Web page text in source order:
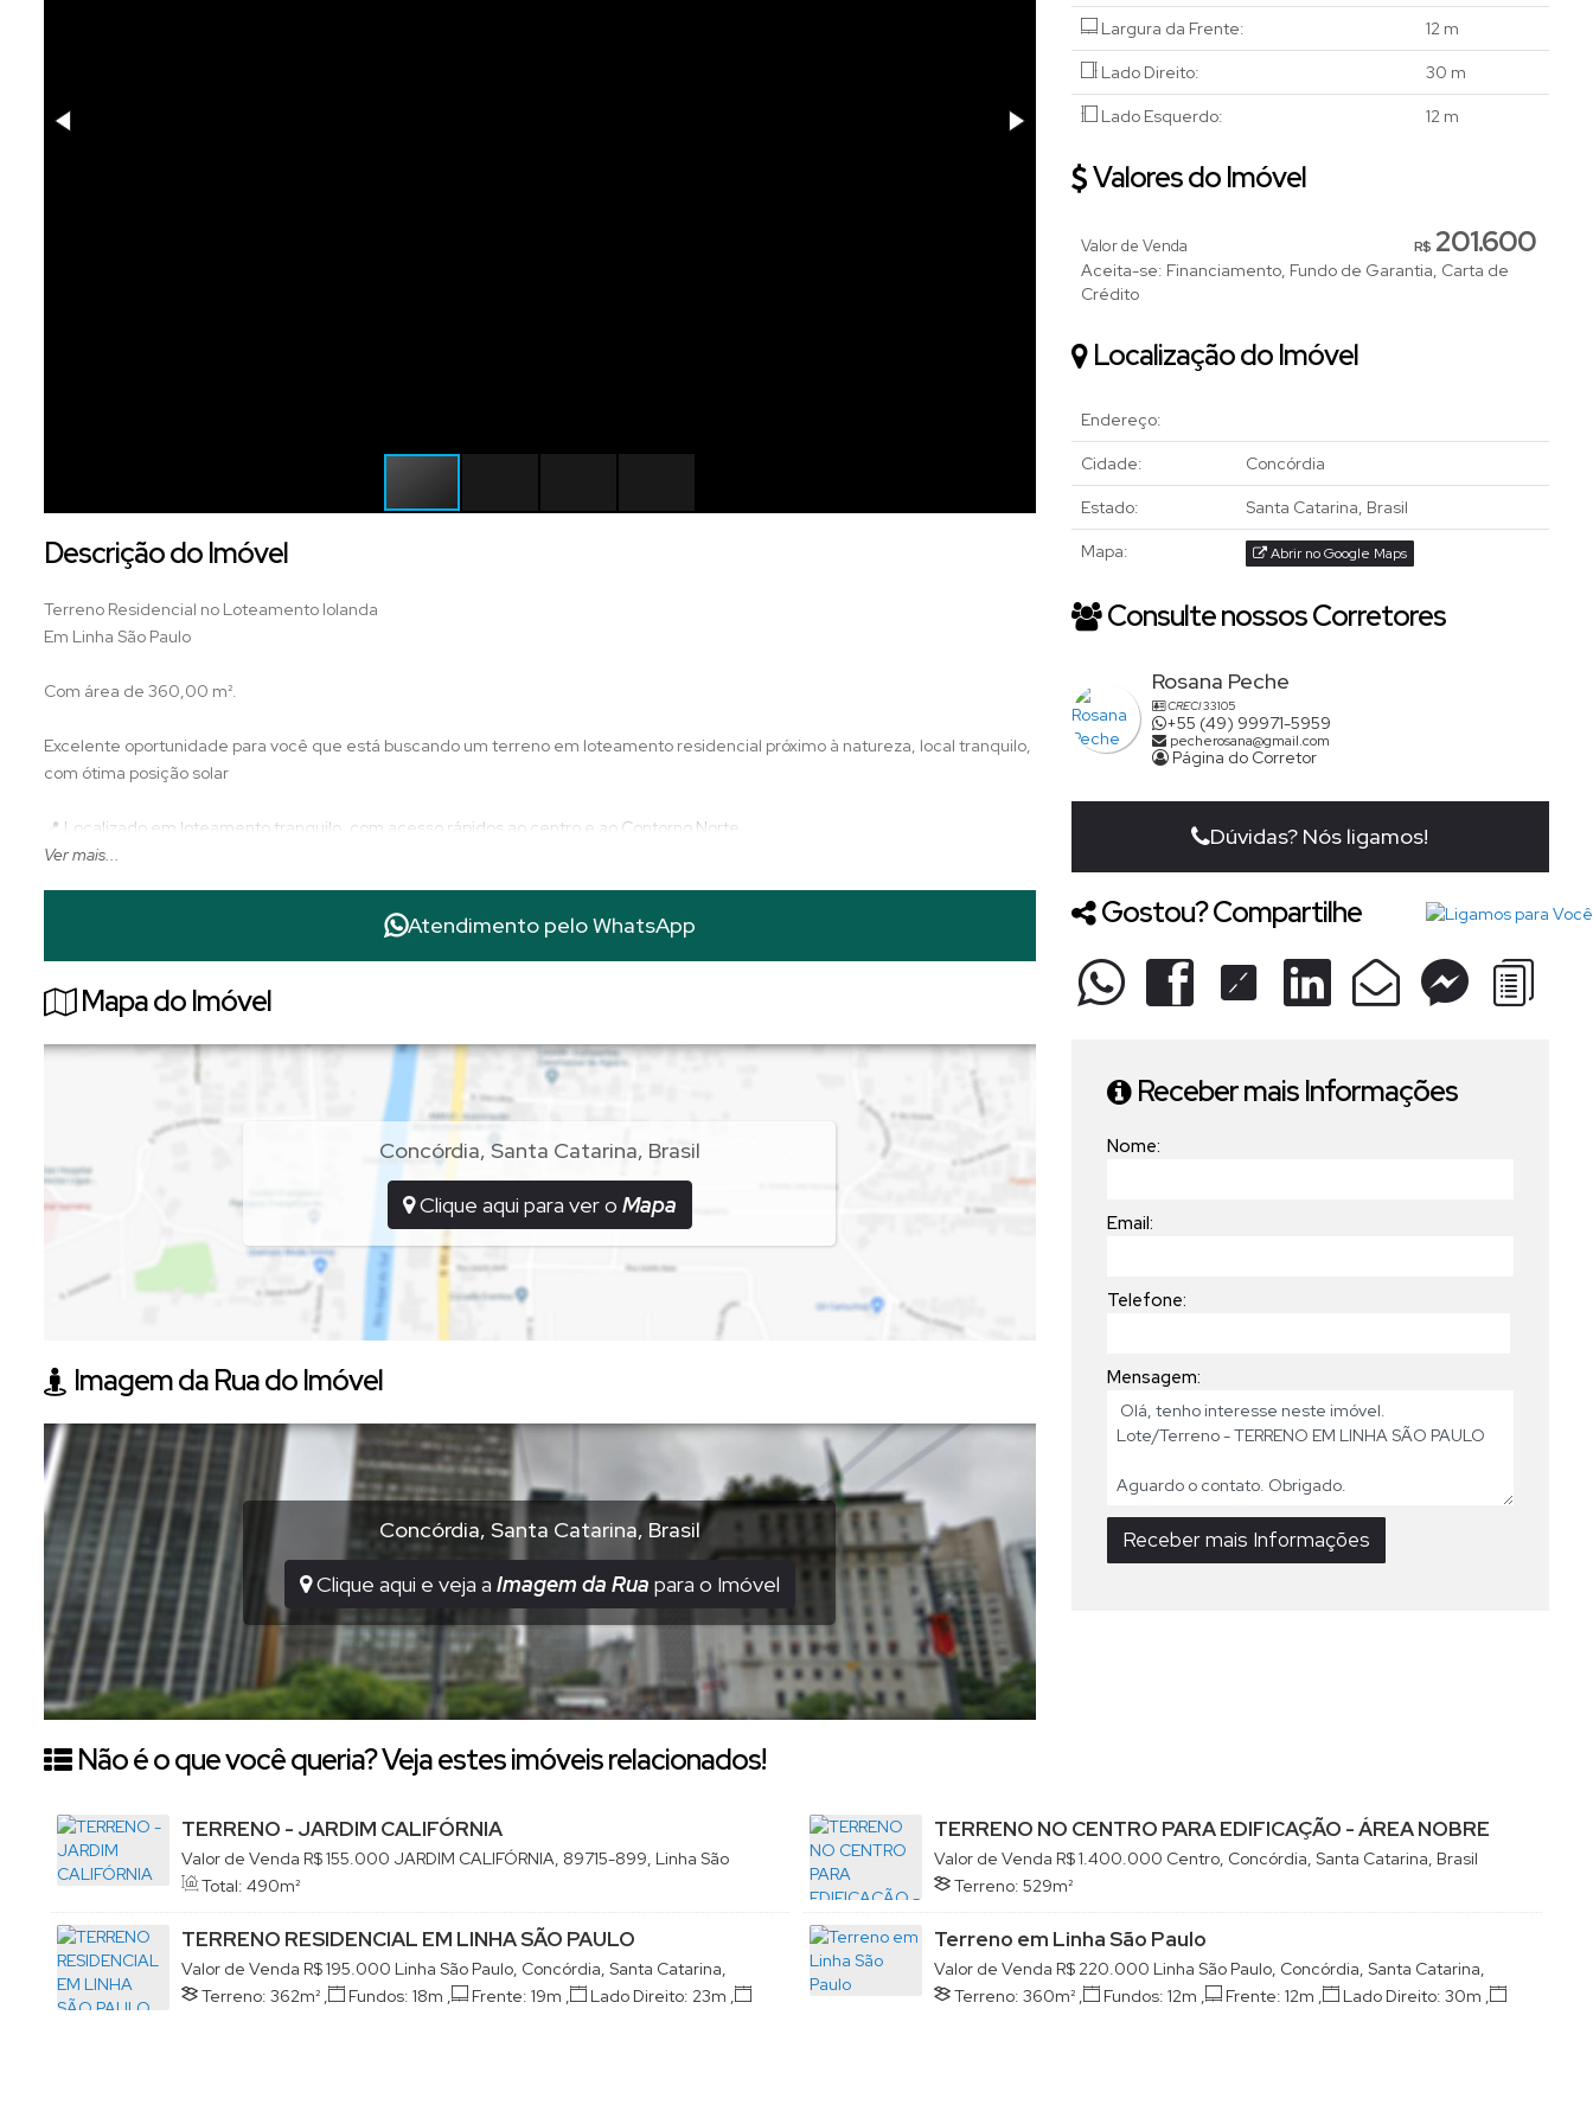
Descrição do Imóvel
Terreno Residencial no Loteamento Iolanda
Em Linha São Paulo
Com área de 360,00 m².
Excelente oportunidade para você que está buscando um terreno em loteamento residencial próximo à natureza, local tranquilo,
com ótima posição solar
📍 Localizado em loteamento tranquilo, com acesso rápidos ao centro e ao Contorno Norte
Ver mais...
Atendimento peloWhatsApp
Mapa do Imóvel
Concórdia,Santa Catarina, Brasil
Clique aqui para ver o Mapa
Imagem da Rua do Imóvel
Concórdia, Santa Catarina, Brasil
Clique aqui e veja a Imagem da Rua para o Imóvel
Largura da Frente: 12 m
Lado Direito: 30 m
Lado Esquerdo: 12 m
Valores do Imóvel
R$201.600
Valor de Venda
Aceita-se: Financiamento, Fundo de Garantia, Carta de
Crédito
Localização do Imóvel
Endereço:
Cidade: Concórdia
Estado: Santa Catarina, Brasil
Mapa: Abrir no Google Maps
Consulte nossos Corretores
Rosana Peche
CRECI33105
+55 (49) 99971-5959
pecherosana@gmail.com
Página do Corretor
Dúvidas? Nós ligamos!
Gostou? Compartilhe
Receber mais Informações
Nome:
Email:
Telefone:
Mensagem:
Não é o que você queria? Veja estes imóveis relacionados!
TERRENO - JARDIM CALIFÓRNIA
R$155.000
Valor de Venda
JARDIM CALIFÓRNIA, 89715-899, Linha São
Paulo, Concórdia, Santa Catarina, Brasil
Total: 490m²
TERRENO NO CENTRO PARA EDIFICAÇÃO - ÁREA NOBRE
R$1.400.000
Valor de Venda
Centro, Concórdia, Santa Catarina, Brasil
Terreno: 529m²
TERRENO RESIDENCIAL EM LINHA SÃO PAULO
R$195.000
Valor de Venda
Linha São Paulo, Concórdia, Santa Catarina,
BrasilTerreno: 362m² , Fundos: 18m , Frente: 19m , Lado Direito: 23m ,
Terreno em Linha São Paulo
R$ 220.000
Valor de Venda
Linha São Paulo, Concórdia, Santa Catarina,
BrasilTerreno: 360m² , Fundos: 12m , Frente: 12m , Lado Direito: 30m ,